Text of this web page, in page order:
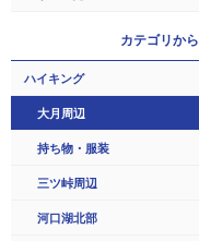
カテゴリから
ハイキング
大月周辺
持ち物・服装
三ツ峠周辺
河口湖北部